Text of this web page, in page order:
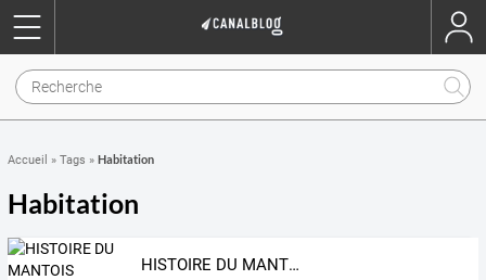
Accueil » Tags » Habitation
Habitation
HISTOIRE DU MANTOIS